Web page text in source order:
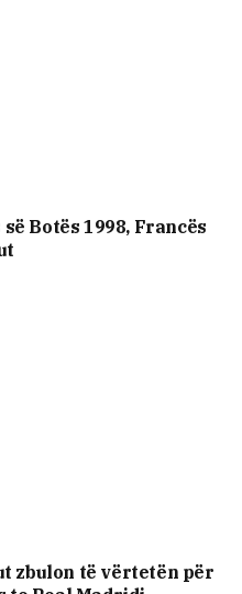
Botës 1998, Francës
zbulon të vërtetën për